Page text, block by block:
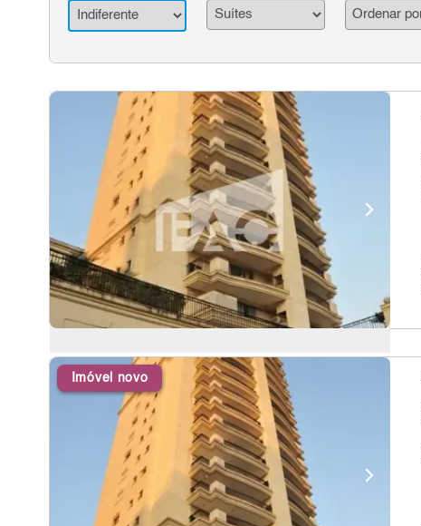
Imóvel novo